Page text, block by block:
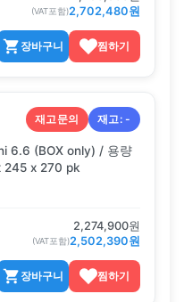
(VAT포함)2,702,480원
장바구니 찜하기
재고문의 재고:-
6.6 (BOX only) / 용량
245 x 270 pk
2,274,900원
(VAT포함)2,502,390원
장바구니 찜하기